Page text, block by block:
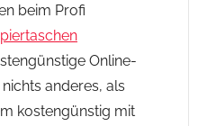
beim Profi
Online-
anderes, als
kostengünstig mit